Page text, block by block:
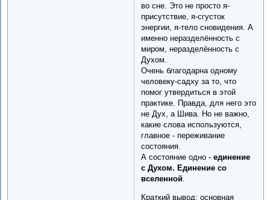
во сне. Это не просто я-
присутствие, я-сгусток
энергии, я-тело сновидения. А
именно неразделённость с
миром, неразделённость с
Духом.
Очень благодарна одному
человеку-садху за то, что
помог утвердиться в этой
практике. Правда, для него это
не Дух, а Шива. Но не важно,
какие слова используются,
главное - переживание
состояния.
А состояние одно -единение
с Духом. Единение со
вселенной
Краткий вывод: основная